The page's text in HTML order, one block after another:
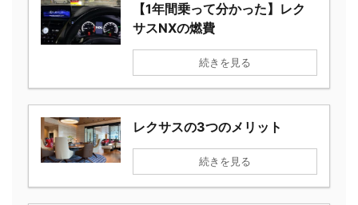
【1年間乗って分かった】レク
サスNXの燃費
続きを見る
レクサスの3つのメリット
続きを見る